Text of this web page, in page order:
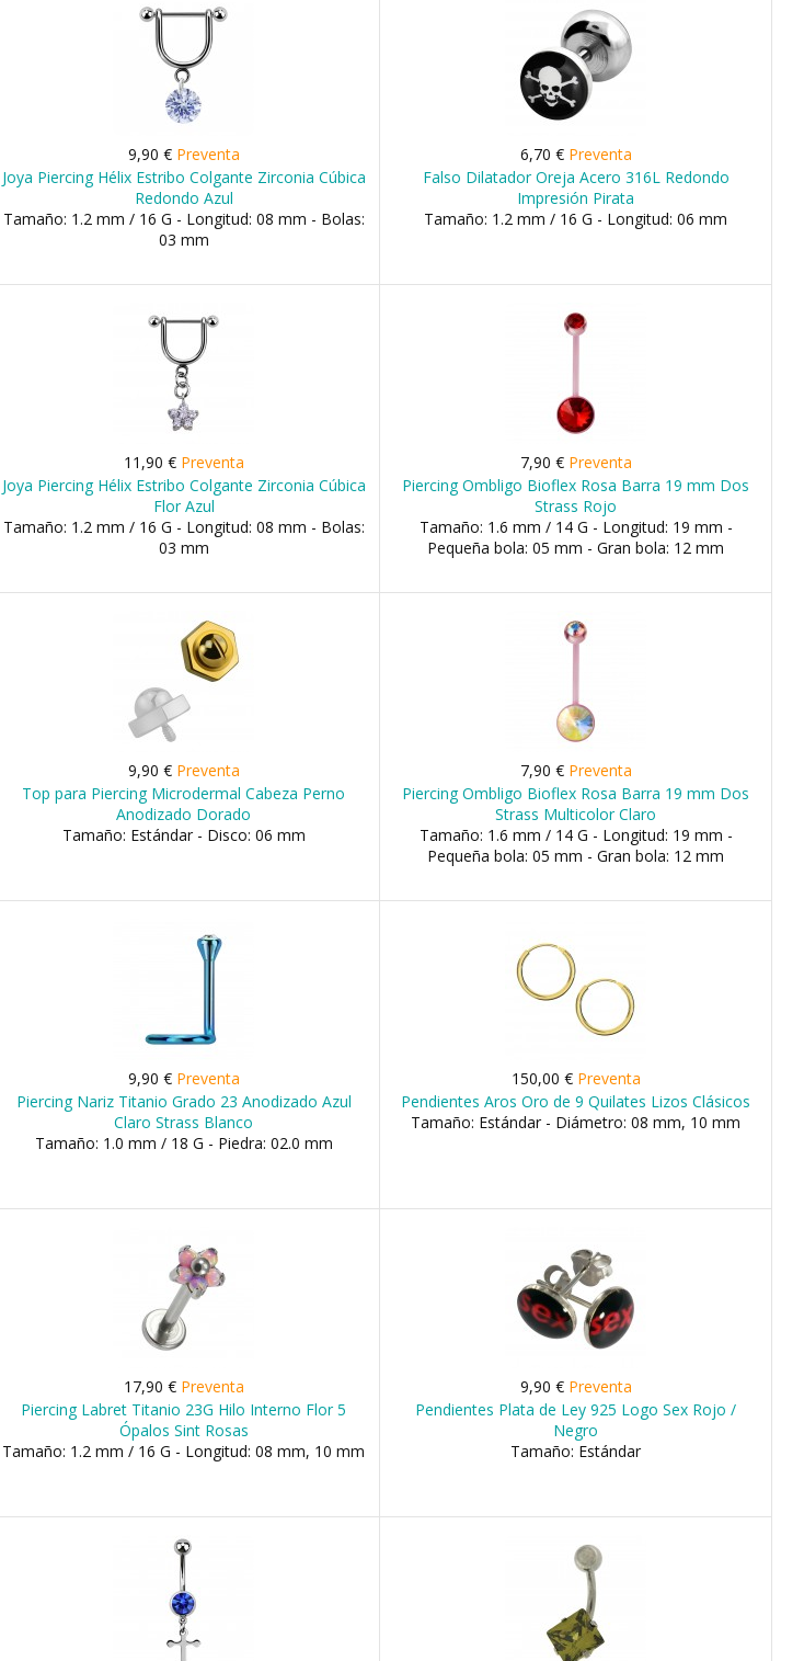
9,90 € Preventa
Joya Piercing Hélix Estribo Colgante Zirconia Cúbica
Redondo Azul
Tamaño: 1.2 mm / 16 G - Longitud: 08 mm - Bolas:
03 mm
6,70 € Preventa
Falso Dilatador Oreja Acero 316L Redondo
Impresión Pirata
Tamaño: 1.2 mm / 16 G - Longitud: 06 mm
11,90 € Preventa
Joya Piercing Hélix Estribo Colgante Zirconia Cúbica
Flor Azul
Tamaño: 1.2 mm / 16 G - Longitud: 08 mm - Bolas:
03 mm
7,90 € Preventa
Piercing Ombligo Bioflex Rosa Barra 19 mm Dos
Strass Rojo
Tamaño: 1.6 mm / 14 G - Longitud: 19 mm -
Pequeña bola: 05 mm - Gran bola: 12 mm
9,90 € Preventa
Top para Piercing Microdermal Cabeza Perno
Anodizado Dorado
Tamaño: Estándar - Disco: 06 mm
7,90 € Preventa
Piercing Ombligo Bioflex Rosa Barra 19 mm Dos
Strass Multicolor Claro
Tamaño: 1.6 mm / 14 G - Longitud: 19 mm -
Pequeña bola: 05 mm - Gran bola: 12 mm
9,90 € Preventa
Piercing Nariz Titanio Grado 23 Anodizado Azul
Claro Strass Blanco
Tamaño: 1.0 mm / 18 G - Piedra: 02.0 mm
150,00 € Preventa
Pendientes Aros Oro de 9 Quilates Lizos Clásicos
Tamaño: Estándar - Diámetro: 08 mm, 10 mm
17,90 € Preventa
Piercing Labret Titanio 23G Hilo Interno Flor 5
Ópalos Sint Rosas
Tamaño: 1.2 mm / 16 G - Longitud: 08 mm, 10 mm
9,90 € Preventa
Pendientes Plata de Ley 925 Logo Sex Rojo /
Negro
Tamaño: Estándar